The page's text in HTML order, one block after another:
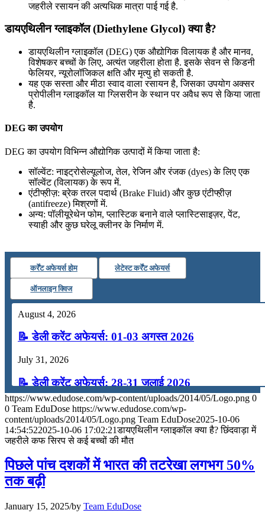
जहरीले रसायन की अत्यधिक मात्रा पाई गई है.
डायएथिलीन ग्लाइकॉल (Diethylene Glycol) क्या है?
डायएथिलीन ग्लाइकॉल (DEG) एक औद्योगिक विलायक है और मानव,
विशेषकर बच्चों के लिए, अत्यंत जहरीला होता है. इसके सेवन से किडनी
फेलियर, न्यूरोलॉजिकल क्षति और मृत्यु हो सकती है.
यह एक सस्ता और मीठा स्वाद वाला रसायन है, जिसका उपयोग अक्सर
प्रोपीलीन ग्लाइकॉल या ग्लिसरीन के स्थान पर अवैध रूप से किया जाता
है.
DEG का उपयोग
DEG का उपयोग विभिन्न औद्योगिक उत्पादों में किया जाता है:
सॉल्वेंट: नाइट्रोसेल्यूलोज, तेल, रेजिन और रंजक (dyes) के लिए एक
सॉल्वेंट (विलायक) के रूप में.
एंटीफ्ऱीज़: ब्रेक तरल पदार्थ (Brake Fluid) और कुछ एंटीफ्ऱीज़
(antifreeze) मिश्रणों में.
अन्य: पॉलीयूरेथेन फोम, प्लास्टिक बनाने वाले प्लास्टिसाइज़र, पेंट,
स्याही और कुछ घरेलू क्लीनर के निर्माण में.
कर्रेंट अफेयर्स होम लेटेस्ट कर्रेंट अफेयर्स
ऑनलाइन क्विज
August 4, 2026
📝 डेली करेंट अफेयर्स: 01-03 अगस्त 2026
July 31, 2026
📝 डेली करेंट अफेयर्स: 28-31 जुलाई 2026
July 28, 2026
📝 डेली करेंट अफेयर्स: 25-27 जुलाई 2026
📝 डेली करेंट अफेयर्स: 22-24 जुलाई 2026
https://www.edudose.com/wp-content/uploads/2014/05/Logo.png 0
0 Team EduDose https://www.edudose.com/wp-
content/uploads/2014/05/Logo.png Team EduDose2025-10-06
14:54:522025-10-06 17:02:21डायएथिलीन ग्लाइकॉल क्या है? छिंदवाड़ा में
जहरीले कफ सिरप से कई बच्चों की मौत
पिछले पांच दशकों में भारत की तटरेखा लगभग 50%
तक बढ़ी
January 15, 2025/by Team EduDose